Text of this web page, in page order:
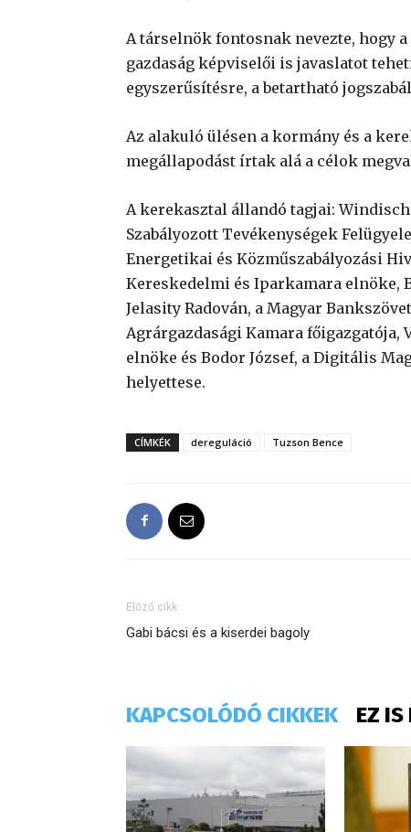
A társelnök fontosnak nevezte, hogy
gazdaság képviselői is javaslatot
egyszerűsítésre, a betartható
Az alakuló ülésen a kormány és a
megállapodást írtak alá a célok
A kerekasztal állandó tagjai:
Szabályozott Tevékenységek
Energetikai és Közműszabályozási
Kereskedelmi és Iparkamara elnöke,
Jelasity Radován, a Magyar
Agrárgazdasági Kamara főigazgatója,
elnöke és Bodor József, a Digitális
helyettese.
CÍMKÉK dereguláció Tuzson Bence
Előző cikk
Gabi bácsi és a kiserdei bagoly
KAPCSOLÓDÓ CIKKEK EZ IS